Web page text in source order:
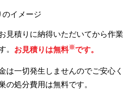
見積りに納得いただいてから作業
。 お見積りは無料※です。
は一切発生しませんのでご安心く
の処分費用は無料です。